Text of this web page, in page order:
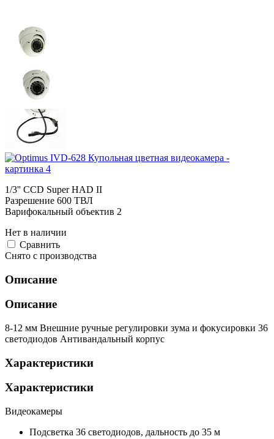
1/3'' CCD Super HAD II
Разрешение 600 ТВЛ
Варифокальный объектив 2
Нет в наличии
Cравнить
Снято с производства
Описание
Описание
8-12 мм Внешние ручные регулировки зума и фокусировки 36
светодиодов Антивандальный корпус
Характеристики
Характеристики
Видеокамеры
Подсветка 36 светодиодов, дальность до 35 м